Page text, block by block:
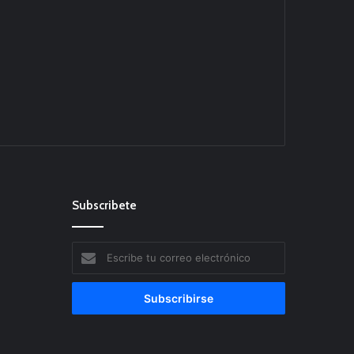
Subscribete
Escribe
tu
correo